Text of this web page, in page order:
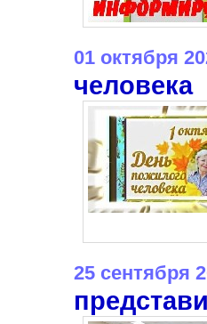
01 октября
человека
25 сентября